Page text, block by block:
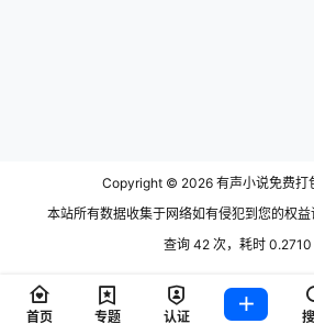
Copyright © 2026有声小说免费打
本站所有数据收集于网络如有侵犯到您的权益
查询 42 次，耗时 0.2710
首页 专题 认证